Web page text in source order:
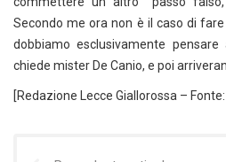
Secondo me ora non è il caso di
dobbiamo esclusivamente
chiede mister De Canio, e poi
[Redazione Lecce Giallorossa –